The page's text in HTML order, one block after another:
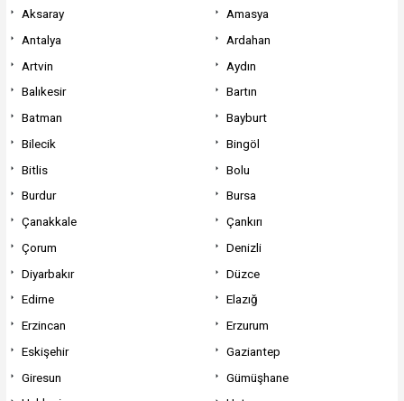
Aksaray
Amasya
Antalya
Ardahan
Artvin
Aydın
Balıkesir
Bartın
Batman
Bayburt
Bilecik
Bingöl
Bitlis
Bolu
Burdur
Bursa
Çanakkale
Çankırı
Çorum
Denizli
Diyarbakır
Düzce
Edirne
Elazığ
Erzincan
Erzurum
Eskişehir
Gaziantep
Giresun
Gümüşhane